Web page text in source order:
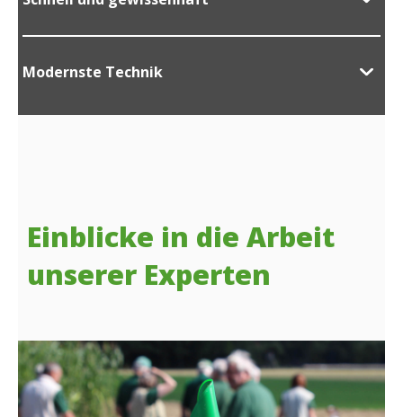
Modernste Technik
Einblicke in die Arbeit
unserer Experten